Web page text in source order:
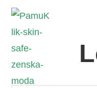
content